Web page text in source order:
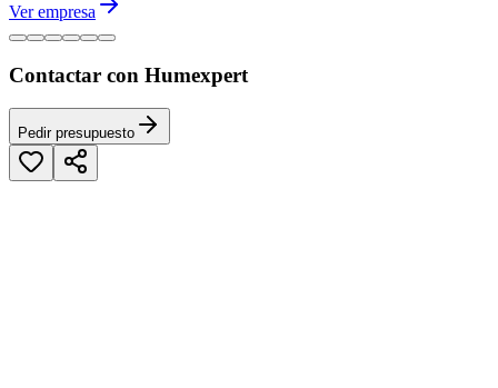
Ver empresa
Contactar con Humexpert
Pedir presupuesto